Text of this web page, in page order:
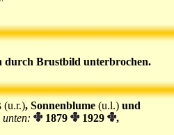
durch Brustbild unterbrochen.
(u.r.), Sonnenblume (u.l.) und
unten: 1879 1929
,